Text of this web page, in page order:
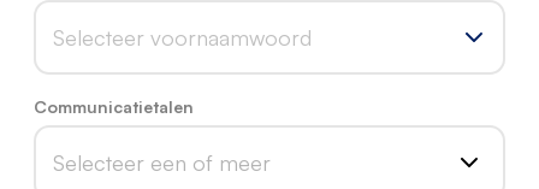
Selecteer voornaamwoord
Communicatietalen
Selecteer een of meer